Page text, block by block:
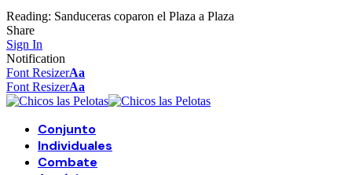
Reading: Sanduceras coparon el Plaza a Plaza
Share
Sign In
Notification
Font ResizerAa
Font ResizerAa
Conjunto
Individuales
Combate